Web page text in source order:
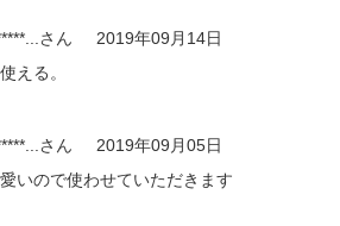
さん
2019年09月14日
える。
さん
2019年09月05日
いので使わせていただきます